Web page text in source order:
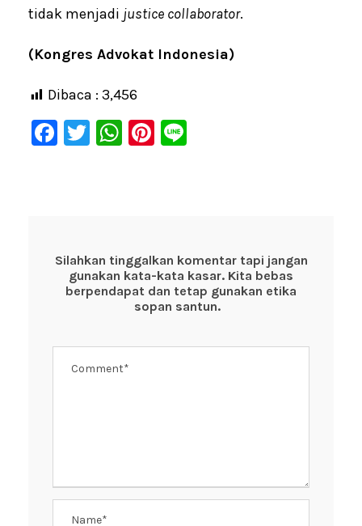
tidak menjadi justice collaborator.
(Kongres Advokat Indonesia)
Dibaca : 3,456
F
o
o
T
W
p
p
Pi
Silahkan tinggalkan komentar tapi jangan
gunakan kata-kata kasar. Kita bebas
berpendapat dan tetap gunakan etika
sopan santun.